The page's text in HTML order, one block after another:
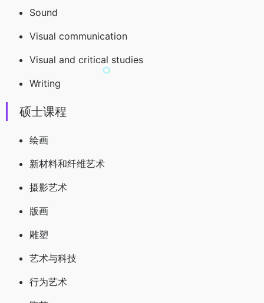
Sound
Visual communication
Visual and critical studies
Writing
硕士课程
绘画
新材料和纤维艺术
摄影艺术
版画
雕塑
艺术与科技
行为艺术